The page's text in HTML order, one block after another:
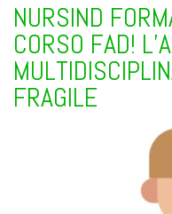
NURSIND
CORSO FAD!
FRAGILE